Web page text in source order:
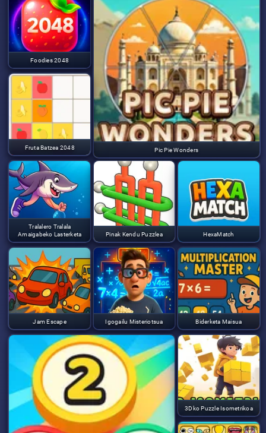
Foodies 2048
Pic Pie Wonders
Fruta Batzea 2048
Tralalero Tralala
Amaigabeko Lasterketa
Pinak Kendu Puzzlea HexaMatch
Jam Escape Igogailu Misteriotsua Biderketa Maisua
3Dko Puzzle Isometrikoa